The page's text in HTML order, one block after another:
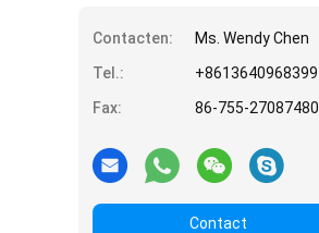
Contacten:
Ms. Wendy Chen
Tel.:
+8613640968399
Fax:
86-755-27087480
Contact